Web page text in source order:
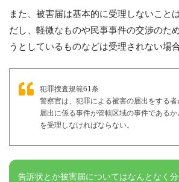
また、被害届は基本的に受理しないこと
だし、軽微なものや民事事件の交渉のた
うとしているものなどは受理されない場
犯罪捜査規範61条
警察官は、犯罪による被害の届出をする
届出に係る事件が管轄区域の事件である
を受理しなければならない。
告訴状とか被害届についてはなんとなく